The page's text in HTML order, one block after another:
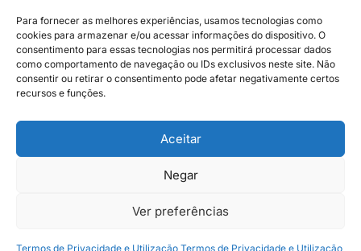
Para fornecer as melhores experiências, usamos tecnologias como
cookies para armazenar e/ou acessar informações do dispositivo. O
consentimento para essas tecnologias nos permitirá processar dados
como comportamento de navegação ou IDs exclusivos neste site. Não
consentir ou retirar o consentimento pode afetar negativamente certos
recursos e funções.
Aceitar
Negar
Ver preferências
Termos de Privacidade e Utilização Termos de Privacidade e Utilização
Combos
Jeans Kits Masculino